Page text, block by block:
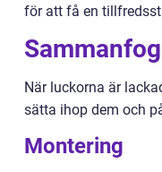
för att få en
När luckorna är
sätta ihop dem och
Montering